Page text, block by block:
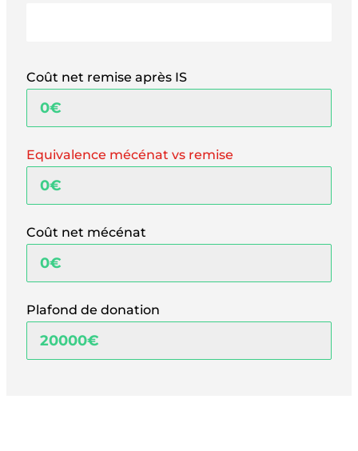
Coût net remise après IS
Equivalence mécénat vs remise
Coût net mécénat
Plafond de donation